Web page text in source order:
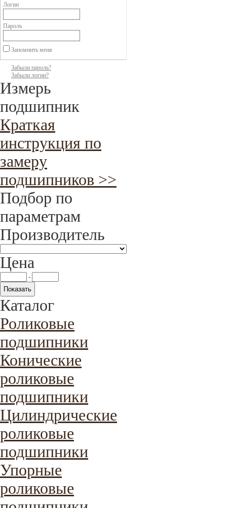
Логин
Пароль
Запомнить меня
Забыли пароль?
Забыли логин?
Измерь
подшипник
Краткая
инструкция по
замеру
подшипников >>
Подбор по
параметрам
Производитель
Цена
-
Каталог
Роликовые
подшипники
Конические
роликовые
подшипники
Цилиндрические
роликовые
подшипники
Упорные
роликовые